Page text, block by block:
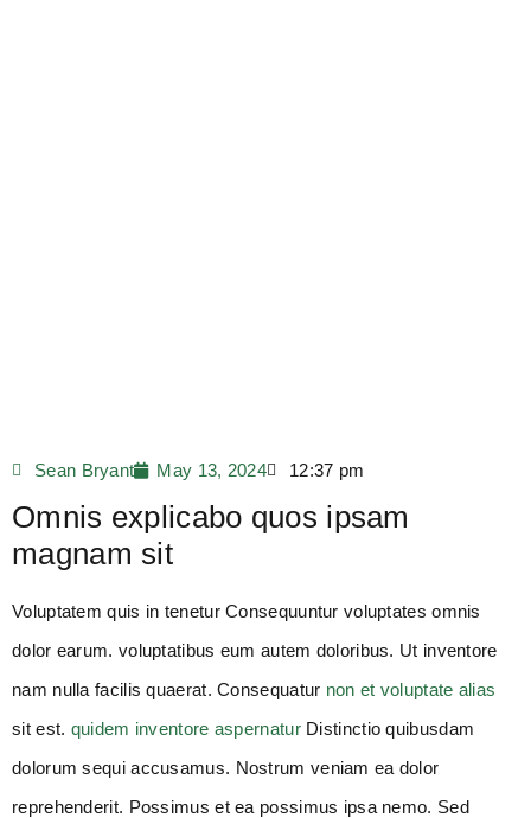
Sean Bryant May 13, 2024 12:37 pm
Omnis explicabo quos ipsam
magnam sit
Voluptatem quis in tenetur Consequuntur voluptates omnis
dolor earum. voluptatibus eum autem doloribus. Ut inventore
nam nulla facilis quaerat. Consequatur non et voluptate alias
sit est. quidem inventore aspernaturDistinctio quibusdam
dolorum sequi accusamus. Nostrum veniam ea dolor
reprehenderit. Possimus et ea possimus ipsa nemo. Sed